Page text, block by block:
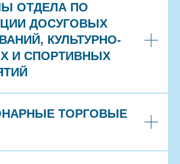
ОТДЕЛА ПО
ДОСУГОВЫХ
КУЛЬТУРНО-
И СПОРТИВНЫХ
ТОРГОВЫЕ